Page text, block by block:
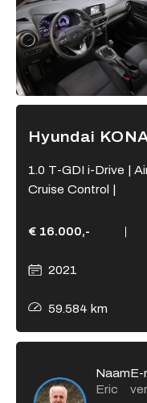
Adres
Kamperzeedijk 87-89
8281 PC
Openingstijden
Za
9:00 -
Openingstijden
13:15 -
Za
Hyundai
1.0 T-GDI i-Drive |
Cruise Control |
€ 16.000,-
2021
59.584 km
Naam
Eric
E-